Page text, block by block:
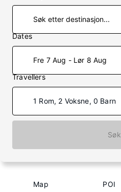
Dates
Fre 7 Aug - Lør 8 Aug
Travellers
1 Rom, 2 Voksne, 0 Barn
Søk
Map POI